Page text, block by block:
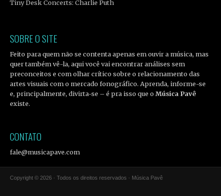
Tiny Desk Concerts: Charlie Puth
SOBRE O SITE
Feito para quem não se contenta apenas em ouvir a música, mas
quer também vê-la, aqui você vai encontrar análises sem
preconceitos e com olhar crítico sobre o relacionamento das
artes visuais com o mercado fonográfico. Aprenda, informe-se
e, principalmente, divirta-se – é pra isso que oMúsica Pavê
existe.
CONTATO
fale@musicapave.com
Copyright © 2026 · Todos os direitos reservados · Música Pavê